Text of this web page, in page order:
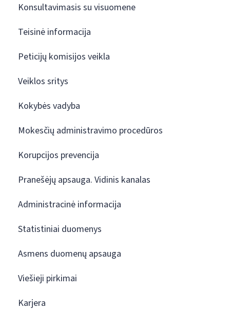
Konsultavimasis su visuomene
Teisinė informacija
Peticijų komisijos veikla
Veiklos sritys
Kokybės vadyba
Mokesčių administravimo procedūros
Korupcijos prevencija
Pranešėjų apsauga. Vidinis kanalas
Administracinė informacija
Statistiniai duomenys
Asmens duomenų apsauga
Viešieji pirkimai
Karjera